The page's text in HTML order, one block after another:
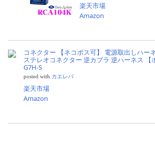
楽天市場
Amazon
コネクター 【ネコポス可】 電源取出しハー
ステレオコネクター 逆カプラ 逆ハーネス 【
G7H-S
posted with カエレバ
楽天市場
Amazon